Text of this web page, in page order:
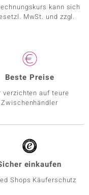
kann sich
MwSt. und zzgl.
Beste Preise
verzichten auf teure
Zwischenhändler
einkaufen
Shops Käuferschutz